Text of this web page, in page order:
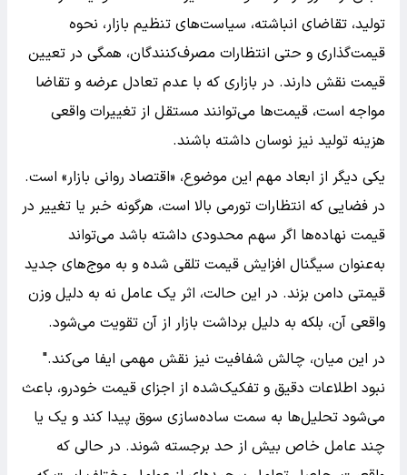
تولید، تقاضای انباشته، سیاست‌های تنظیم بازار، نحوه
قیمت‌گذاری و حتی انتظارات مصرف‌کنندگان، همگی در تعیین
قیمت نقش دارند. در بازاری که با عدم تعادل عرضه و تقاضا
مواجه است، قیمت‌ها می‌توانند مستقل از تغییرات واقعی
هزینه تولید نیز نوسان داشته باشند.
یکی دیگر از ابعاد مهم این موضوع، «اقتصاد روانی بازار» است.
در فضایی که انتظارات تورمی بالا است، هرگونه خبر یا تغییر در
قیمت نهاده‌ها اگر سهم محدودی داشته باشد می‌تواند
به‌عنوان سیگنال افزایش قیمت تلقی شده و به موج‌های جدید
قیمتی دامن بزند. در این حالت، اثر یک عامل نه به دلیل وزن
واقعی آن، بلکه به دلیل برداشت بازار از آن تقویت می‌شود.
در این میان، چالش شفافیت نیز نقش مهمی ایفا می‌کند."
نبود اطلاعات دقیق و تفکیک‌شده از اجزای قیمت خودرو، باعث
می‌شود تحلیل‌ها به سمت ساده‌سازی سوق پیدا کند و یک یا
چند عامل خاص بیش از حد برجسته شوند. در حالی که